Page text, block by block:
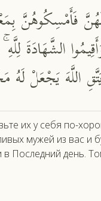
فَأَمْسِكُوهُنَّ
الشَّهَادَةَ
اللَّهَ يَجْعَلْ لَهُ
их у себя по-
мужей из вас и
Последний день.